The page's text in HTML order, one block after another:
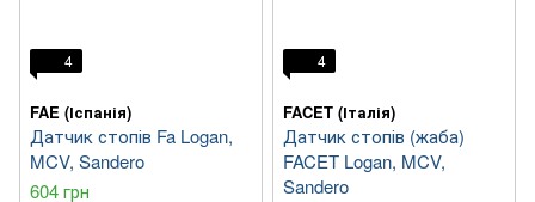
4
FAE (Іспанія)
Датчик стопів Fa Logan,
MCV, Sandero
604 грн
4
FACET (Італія)
Датчик стопів (жаба)
FACET Logan, MCV,
Sandero